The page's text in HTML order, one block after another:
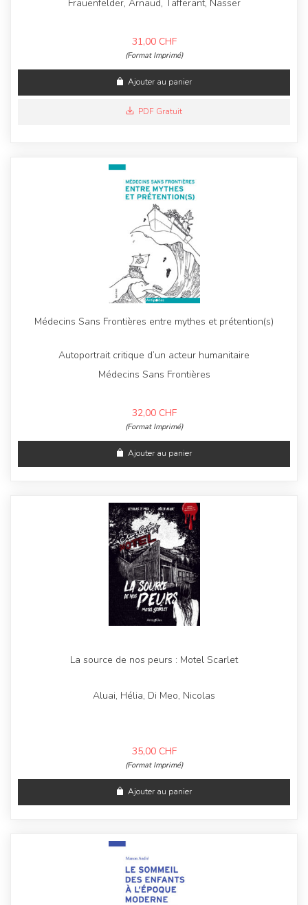
Frauenfelder, Arnaud, Tafferant, Nasser
31,00 CHF
(Format Imprimé)
Ajouter au panier
PDF Gratuit
Médecins Sans Frontières entre mythes et prétention(s)
Autoportrait critique d’un acteur humanitaire
Médecins Sans Frontières
32,00 CHF
(Format Imprimé)
Ajouter au panier
La source de nos peurs : Motel Scarlet
Aluai, Hélia, Di Meo, Nicolas
35,00 CHF
(Format Imprimé)
Ajouter au panier